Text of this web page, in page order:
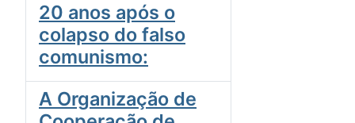
20 anos após o
colapso do falso
comunismo:
A Organização de